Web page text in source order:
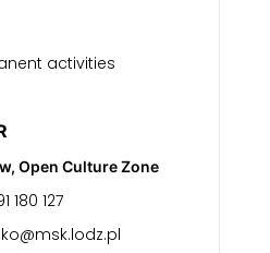
activities
Open Culture Zone
180 127